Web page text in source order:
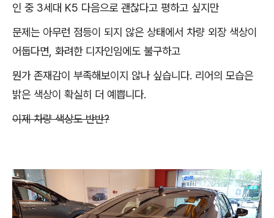
인 중 3세대 K5 다음으로 괜찮다고 평하고 싶지만
문제는 아무런 점등이 되지 않은 상태에서 차량 외장 색상이
어둡다면, 화려한 디자인임에도 불구하고
뭔가 존재감이 부족해보이지 않나 싶습니다. 리어의 모습은
밝은 색상이 확실히 더 예쁩니다.
이제 차량 색상도 반반?